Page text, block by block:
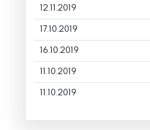
12.11.2019
17.10.2019
16.10.2019
11.10.2019
11.10.2019